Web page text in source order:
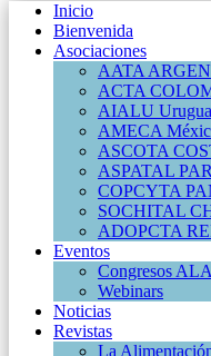
Inicio
Bienvenida
Asociaciones
AATA
ACTA
AIALU
AMECA
ASCOTA
ASPATAL
COPCYTA
SOCHITAL
ADOPCTA
Eventos
Congresos
Webinars
Noticias
Revistas
La